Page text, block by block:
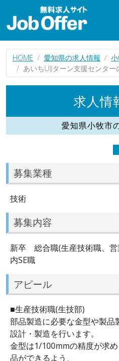
HOME 愛知県の求人情報
あいちUIJターン支援センター
求人情
愛知県小牧市
募集業種
技術
募集内容
新卒 総合職(生産技術職、営
内SE職
アピール
■生産技術職(生技部)
部品製造に必要な金型や製
設計・製造を行います。
金型は1/100mmの精度が求
品ができるよう、